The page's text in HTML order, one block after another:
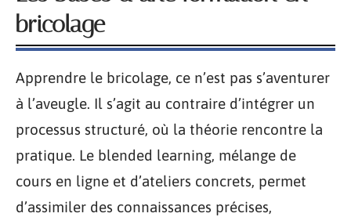
bricolage
Apprendre le bricolage, ce n’est pas s’aventurer
à l’aveugle. Il s’agit au contraire d’intégrer un
processus structuré, où la théorie rencontre la
pratique. Le blended learning, mélange de
cours en ligne et d’ateliers concrets, permet
d’assimiler des connaissances précises,